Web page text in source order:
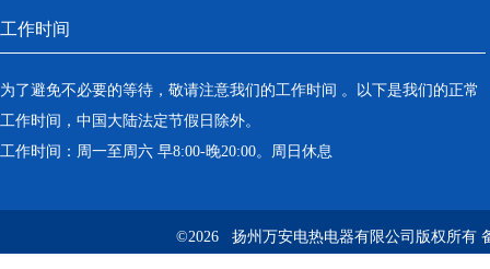
工作时间
为了避免不必要的等待，敬请注意我们的工作时间 。以下是我们的正常
工作时间，中国大陆法定节假日除外。
工作时间：周一至周六 早8:00-晚20:00。周日休息
©2026 扬州万安电热电器有限公司版权所有